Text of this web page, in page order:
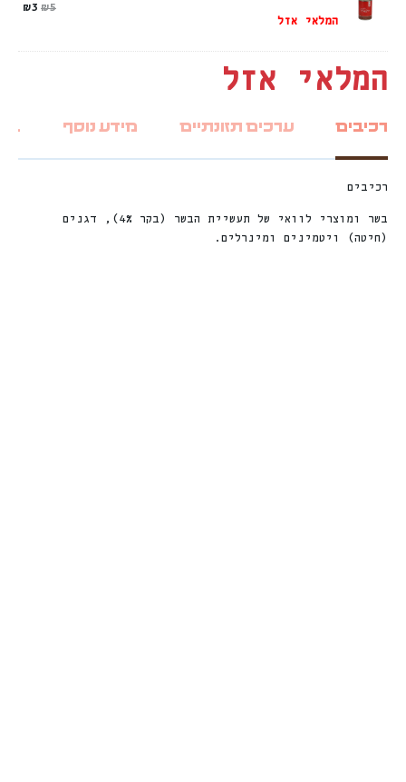
המלאי אזל
₪5
₪3
המלאי אזל
רכיבים ערכים תזונתיים מידע נוסף
רכיבים
בשר ומוצרי לוואי של תעשיית הבשר (בקר 4%), דגנים
(חיטה) ויטמינים ומינרלים.